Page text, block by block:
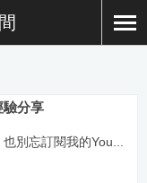
驗分享
別忘訂閱我的You...